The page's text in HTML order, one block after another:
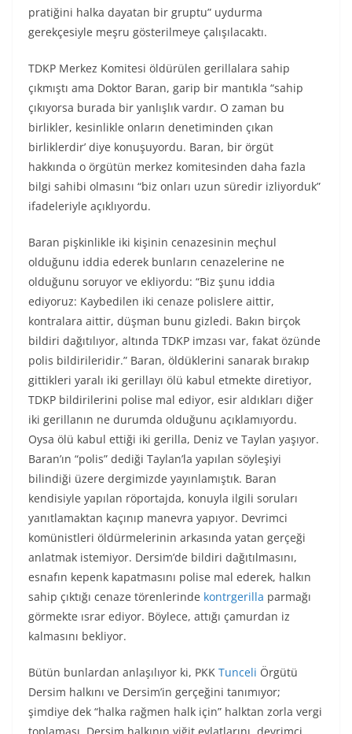
pratiğini halka dayatan bir gruptu” uydurma
gerekçesiyle meşru gösterilmeye çalışılacaktı.
TDKP Merkez Komitesi öldürülen gerillalara sahip
çıkmıştı ama Doktor Baran, garip bir mantıkla “sahip
çıkıyorsa burada bir yanlışlık vardır. O zaman bu
birlikler, kesinlikle onların denetiminden çıkan
birliklerdir’ diye konuşuyordu. Baran, bir örgüt
hakkında o örgütün merkez komitesinden daha fazla
bilgi sahibi olmasını “biz onları uzun süredir izliyorduk”
ifadeleriyle açıklıyordu.
Baran pişkinlikle iki kişinin cenazesinin meçhul
olduğunu iddia ederek bunların cenazelerine ne
olduğunu soruyor ve ekliyordu: “Biz şunu iddia
ediyoruz: Kaybedilen iki cenaze polislere aittir,
kontralara aittir, düşman bunu gizledi. Bakın birçok
bildiri dağıtılıyor, altında TDKP imzası var, fakat özünde
polis bildirileridir.” Baran, öldüklerini sanarak bırakıp
gittikleri yaralı iki gerillayı ölü kabul etmekte diretiyor,
TDKP bildirilerini polise mal ediyor, esir aldıkları diğer
iki gerillanın ne durumda olduğunu açıklamıyordu.
Oysa ölü kabul ettiği iki gerilla, Deniz ve Taylan yaşıyor.
Baran’ın “polis” dediği Taylan’la yapılan söyleşiyi
bilindiği üzere dergimizde yayınlamıştık. Baran
kendisiyle yapılan röportajda, konuyla ilgili soruları
yanıtlamaktan kaçınıp manevra yapıyor. Devrimci
komünistleri öldürmelerinin arkasında yatan gerçeği
anlatmak istemiyor. Dersim’de bildiri dağıtılmasını,
esnafın kepenk kapatmasını polise mal ederek, halkın
sahip çıktığı cenaze törenlerinde kontrgerilla parmağı
görmekte ısrar ediyor. Böylece, attığı çamurdan iz
kalmasını bekliyor.
Bütün bunlardan anlaşılıyor ki, PKK Tunceli Örgütü
Dersim halkını ve Dersim’in gerçeğini tanımıyor;
şimdiye dek “halka rağmen halk için” halktan zorla vergi